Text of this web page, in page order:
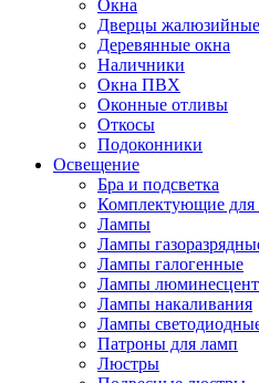
Окна
Дверцы жалюзийные
Деревянные окна
Наличники
Окна ПВХ
Оконные отливы
Откосы
Подоконники
Освещение
Бра и подсветка
Комплектующие для
Лампы
Лампы
Лампы галогенные
Лампы
Лампы накаливания
Лампы
Патроны для ламп
Люстры